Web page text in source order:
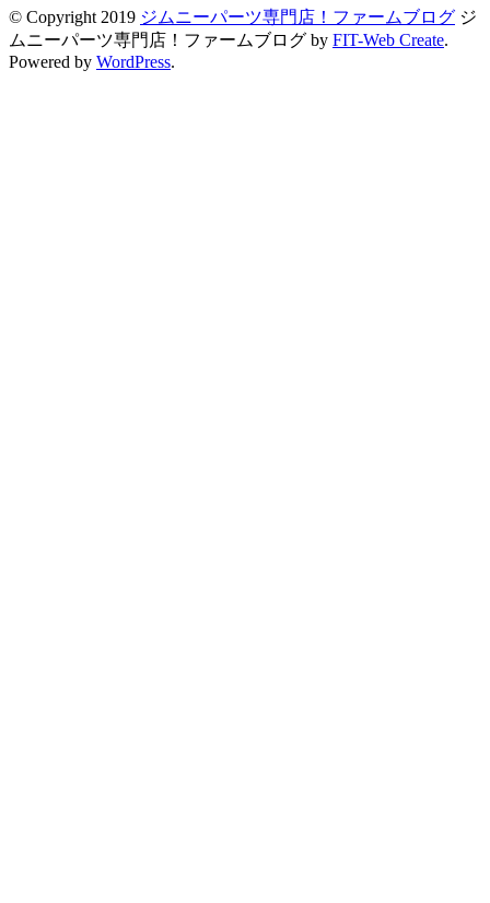
© Copyright 2019 ジムニーパーツ専門店！ファームブログ ジ
ムニーパーツ専門店！ファームブログ by FIT-Web Create.
Powered by WordPress.